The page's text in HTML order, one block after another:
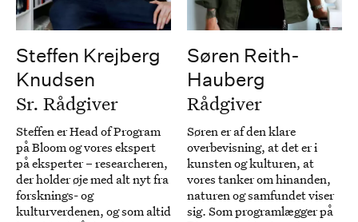
Steffen Krejberg
Knudsen
Sr. Rådgiver
Steffen er Head of Program
på Bloom og vores ekspert
på eksperter – researcheren,
der holder øje med alt nyt fra
forsknings- og
kulturverdenen, og som altid
Søren Reith-
Hauberg
Rådgiver
Søren er af den klare
overbevisning, at det er i
kunsten og kulturen, at
vores tanker om hinanden,
naturen og samfundet viser
sig. Som programlægger på